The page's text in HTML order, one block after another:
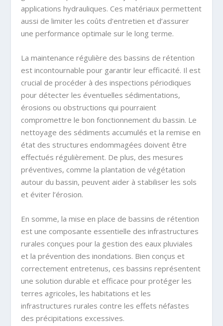
applications hydrauliques. Ces matériaux permettent
aussi de limiter les coûts d’entretien et d’assurer
une performance optimale sur le long terme.
La maintenance régulière des bassins de rétention
est incontournable pour garantir leur efficacité. Il est
crucial de procéder à des inspections périodiques
pour détecter les éventuelles sédimentations,
érosions ou obstructions qui pourraient
compromettre le bon fonctionnement du bassin. Le
nettoyage des sédiments accumulés et la remise en
état des structures endommagées doivent être
effectués régulièrement. De plus, des mesures
préventives, comme la plantation de végétation
autour du bassin, peuvent aider à stabiliser les sols
et éviter l’érosion.
En somme, la mise en place de bassins de rétention
est une composante essentielle des infrastructures
rurales conçues pour la gestion des eaux pluviales
et la prévention des inondations. Bien conçus et
correctement entretenus, ces bassins représentent
une solution durable et efficace pour protéger les
terres agricoles, les habitations et les
infrastructures rurales contre les effets néfastes
des précipitations excessives.